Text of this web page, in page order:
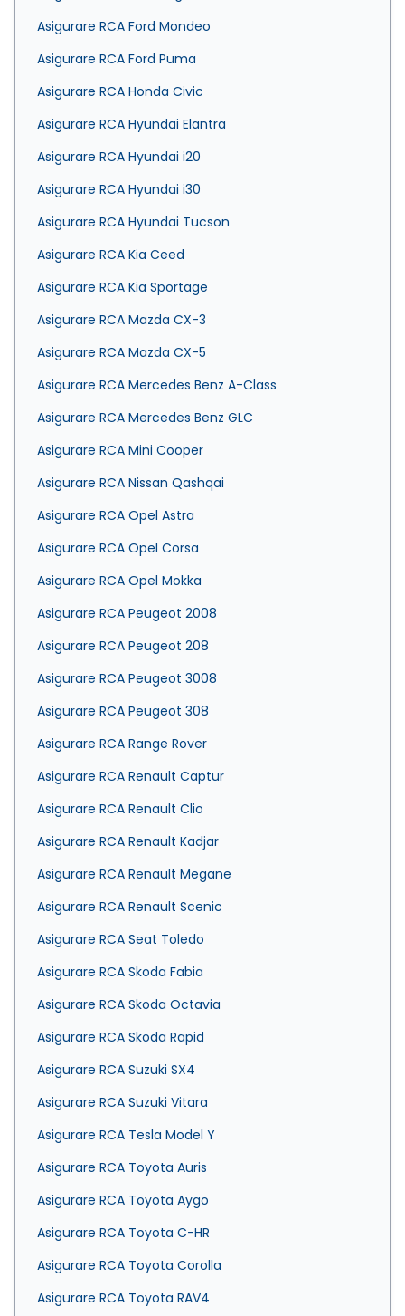
Asigurare RCA Ford Mondeo
Asigurare RCA Ford Puma
Asigurare RCA Honda Civic
Asigurare RCA Hyundai Elantra
Asigurare RCA Hyundai i20
Asigurare RCA Hyundai i30
Asigurare RCA Hyundai Tucson
Asigurare RCA Kia Ceed
Asigurare RCA Kia Sportage
Asigurare RCA Mazda CX-3
Asigurare RCA Mazda CX-5
Asigurare RCA Mercedes Benz A-Class
Asigurare RCA Mercedes Benz GLC
Asigurare RCA Mini Cooper
Asigurare RCA Nissan Qashqai
Asigurare RCA Opel Astra
Asigurare RCA Opel Corsa
Asigurare RCA Opel Mokka
Asigurare RCA Peugeot 2008
Asigurare RCA Peugeot 208
Asigurare RCA Peugeot 3008
Asigurare RCA Peugeot 308
Asigurare RCA Range Rover
Asigurare RCA Renault Captur
Asigurare RCA Renault Clio
Asigurare RCA Renault Kadjar
Asigurare RCA Renault Megane
Asigurare RCA Renault Scenic
Asigurare RCA Seat Toledo
Asigurare RCA Skoda Fabia
Asigurare RCA Skoda Octavia
Asigurare RCA Skoda Rapid
Asigurare RCA Suzuki SX4
Asigurare RCA Suzuki Vitara
Asigurare RCA Tesla Model Y
Asigurare RCA Toyota Auris
Asigurare RCA Toyota Aygo
Asigurare RCA Toyota C-HR
Asigurare RCA Toyota Corolla
Asigurare RCA Toyota RAV4